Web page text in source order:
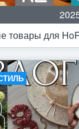
товары для